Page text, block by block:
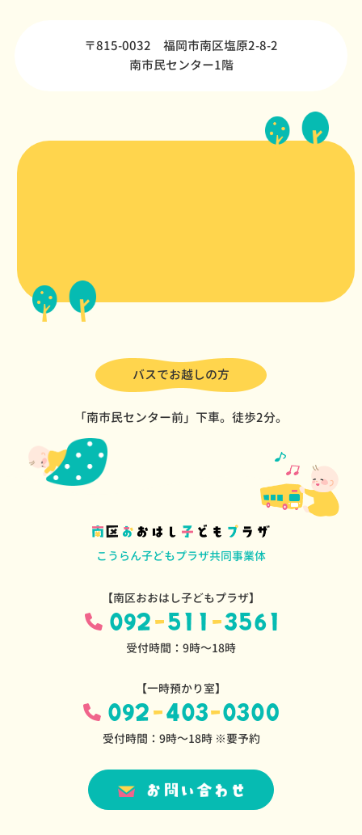
〒815-0032 福岡市南区塩原2-8-2
南市民センター1階
バスでお越しの方
「南市民センター前」下車。徒歩2分。
こうらん子どもプラザ共同事業体
【南区おおはし子どもプラザ】
受付時間：9時～18時
【一時預かり室】
受付時間：9時～18時 ※要予約